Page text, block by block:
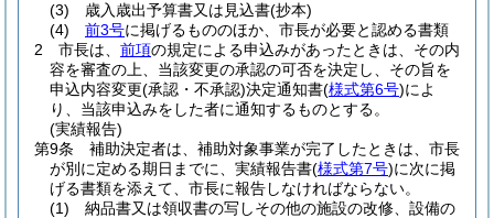
(3)
歳入歳出予算書又は見込書(抄本)
(4)
前3号に掲げるもののほか、市長が必要と認める書類
2
市長は、 前項の規定による申込みがあったときは、その内
容を審査の上、当該変更の承認の可否を決定し、その旨を
申込内容変更(承認・不承認)決定通知書(様式第6号)によ
り、当該申込みをした者に通知するものとする。
(実績報告)
第9条
補助決定者は、補助対象事業が完了したときは、市長
が別に定める期日までに、実績報告書(様式第7号)に次に掲
げる書類を添えて、市長に報告しなければならない。
(1)
納品書又は領収書の写しその他の施設の改修、設備の